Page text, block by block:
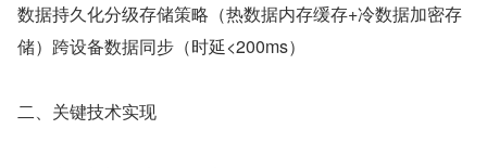
数据持久化分级存储策略（热数据内存缓存+冷数据加密存
储）跨设备数据同步（时延<200ms）
二、关键技术实现